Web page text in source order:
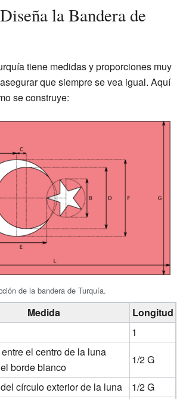
la Bandera de
tiene medidas y proporciones muy
que siempre se vea igual. Aquí
se construye:
de la bandera de Turquía.
Medida
Longitud
1
el centro de la luna
borde blanco
1/2 G
círculo exterior de la luna
1/2 G